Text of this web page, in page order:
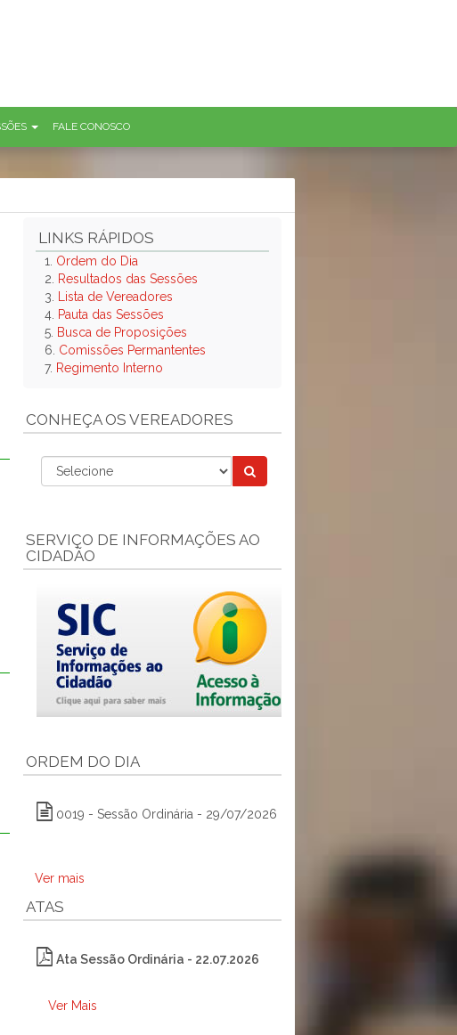
FALE CONOSCO
LINKS RÁPIDOS
1. Ordem do Dia
2.
Resultados das Sessões
3.
Lista de Vereadores
4. Pauta das Sessões
5. Busca de Proposições
6. Comissões Permantentes
7. Regimento Interno
CONHEÇA OS VEREADORES
SERVIÇO DE INFORMAÇÕES AO
CIDADÃO
ORDEM DO DIA
0019 - Sessão Ordinária - 29/07/2026
Ver mais
ATAS
Ata Sessão Ordinária - 22.07.2026
Ver Mais